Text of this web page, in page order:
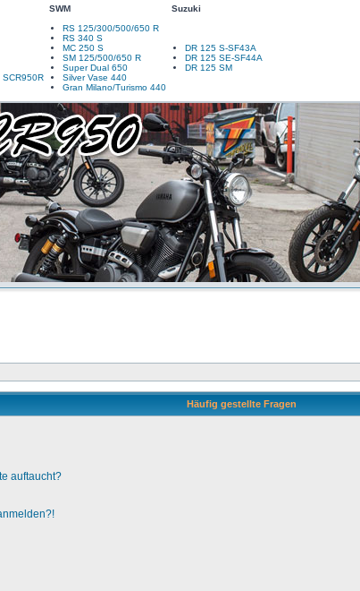
SWM
Suzuki
SCR950R
RS 125/300/500/650 R
RS 340 S
MC 250 S
SM 125/500/650 R
Super Dual 650
Silver Vase 440
Gran Milano/Turismo 440
DR 125 S-SF43A
DR 125 SE-SF44A
DR 125 SM
Häufig gestellte Fragen
auftaucht?